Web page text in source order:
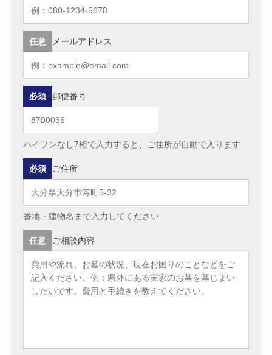
メールアドレス
任意
郵便番号
必須
ハイフンなし7桁で入力すると、ご住所が自動で入ります
ご住所
必須
番地・建物名まで入力してください
ご相談内容
任意